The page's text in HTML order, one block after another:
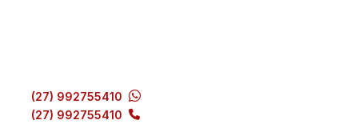
(27) 992755410
(27) 992755410